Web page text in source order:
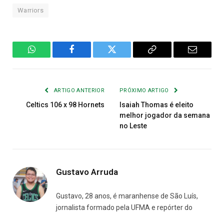
Warriors
WhatsAppFacebook Twitter
Copiar
E-
ARTIGO ANTERIOR
Celtics 106 x 98 Hornets
PRÓXIMO ARTIGO
Isaiah Thomas é eleito
melhor jogador da semana
no Leste
Gustavo Arruda
Gustavo, 28 anos, é maranhense de São Luís,
jornalista formado pela UFMA e repórter do